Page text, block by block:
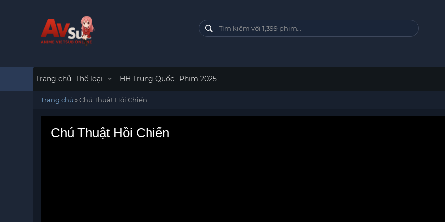
Trang chủ Thể loại HH Trung Quốc Phim 2025
Trang chủ »Chú Thuật Hồi Chiến
Chú Thuật Hồi Chiến